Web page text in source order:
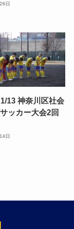
日
1/13 神奈川区社会
ッカー大会2回
日